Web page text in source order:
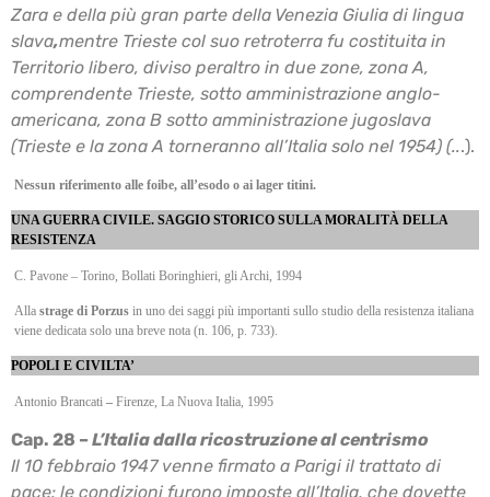
Zara e della più gran parte della Venezia Giulia di lingua
slava,mentre Trieste col suo retroterra fu costituita in
Territorio libero, diviso peraltro in due zone, zona A,
comprendente Trieste, sotto amministrazione anglo-
americana, zona B sotto amministrazione jugoslava
(Trieste e la zona A torneranno all’Italia solo nel 1954) (...).
Nessun riferimento alle foibe, all’esodo o ai lager titini.
UNA GUERRA CIVILE. SAGGIO STORICO SULLA MORALITÀ DELLA
RESISTENZA
C. Pavone – Torino, Bollati Boringhieri, gli Archi, 1994
Alla strage di Porzus in uno dei saggi più importanti sullo studio della resistenza italiana
viene dedicata solo una breve nota (n. 106, p. 733).
POPOLI E CIVILTA’
Antonio Brancati – Firenze, La Nuova Italia, 1995
Cap. 28 – L’Italia dalla ricostruzione al centrismo
Il 10 febbraio 1947 venne firmato a Parigi il trattato di
pace: le condizioni furono imposte all’Italia, che dovette